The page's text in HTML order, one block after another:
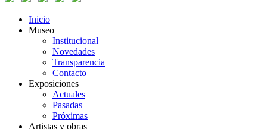
Inicio
Museo
Institucional
Novedades
Transparencia
Contacto
Exposiciones
Actuales
Pasadas
Próximas
Artistas y obras